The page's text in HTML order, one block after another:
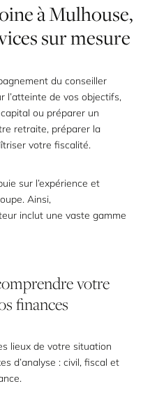
àMulhouse,
surmesure
du conseiller
l’atteinte de vos objectifs,
ou préparer un
retraite, préparer la
votre fiscalité.
sur l’expérience et
Ainsi,
inclut une vaste gamme
votre
finances
lieux de votre situation
d’analyse : civil, fiscal et